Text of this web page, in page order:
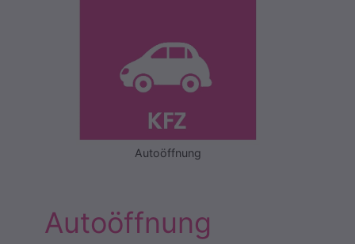
Autoöffnung
Autoöffnung